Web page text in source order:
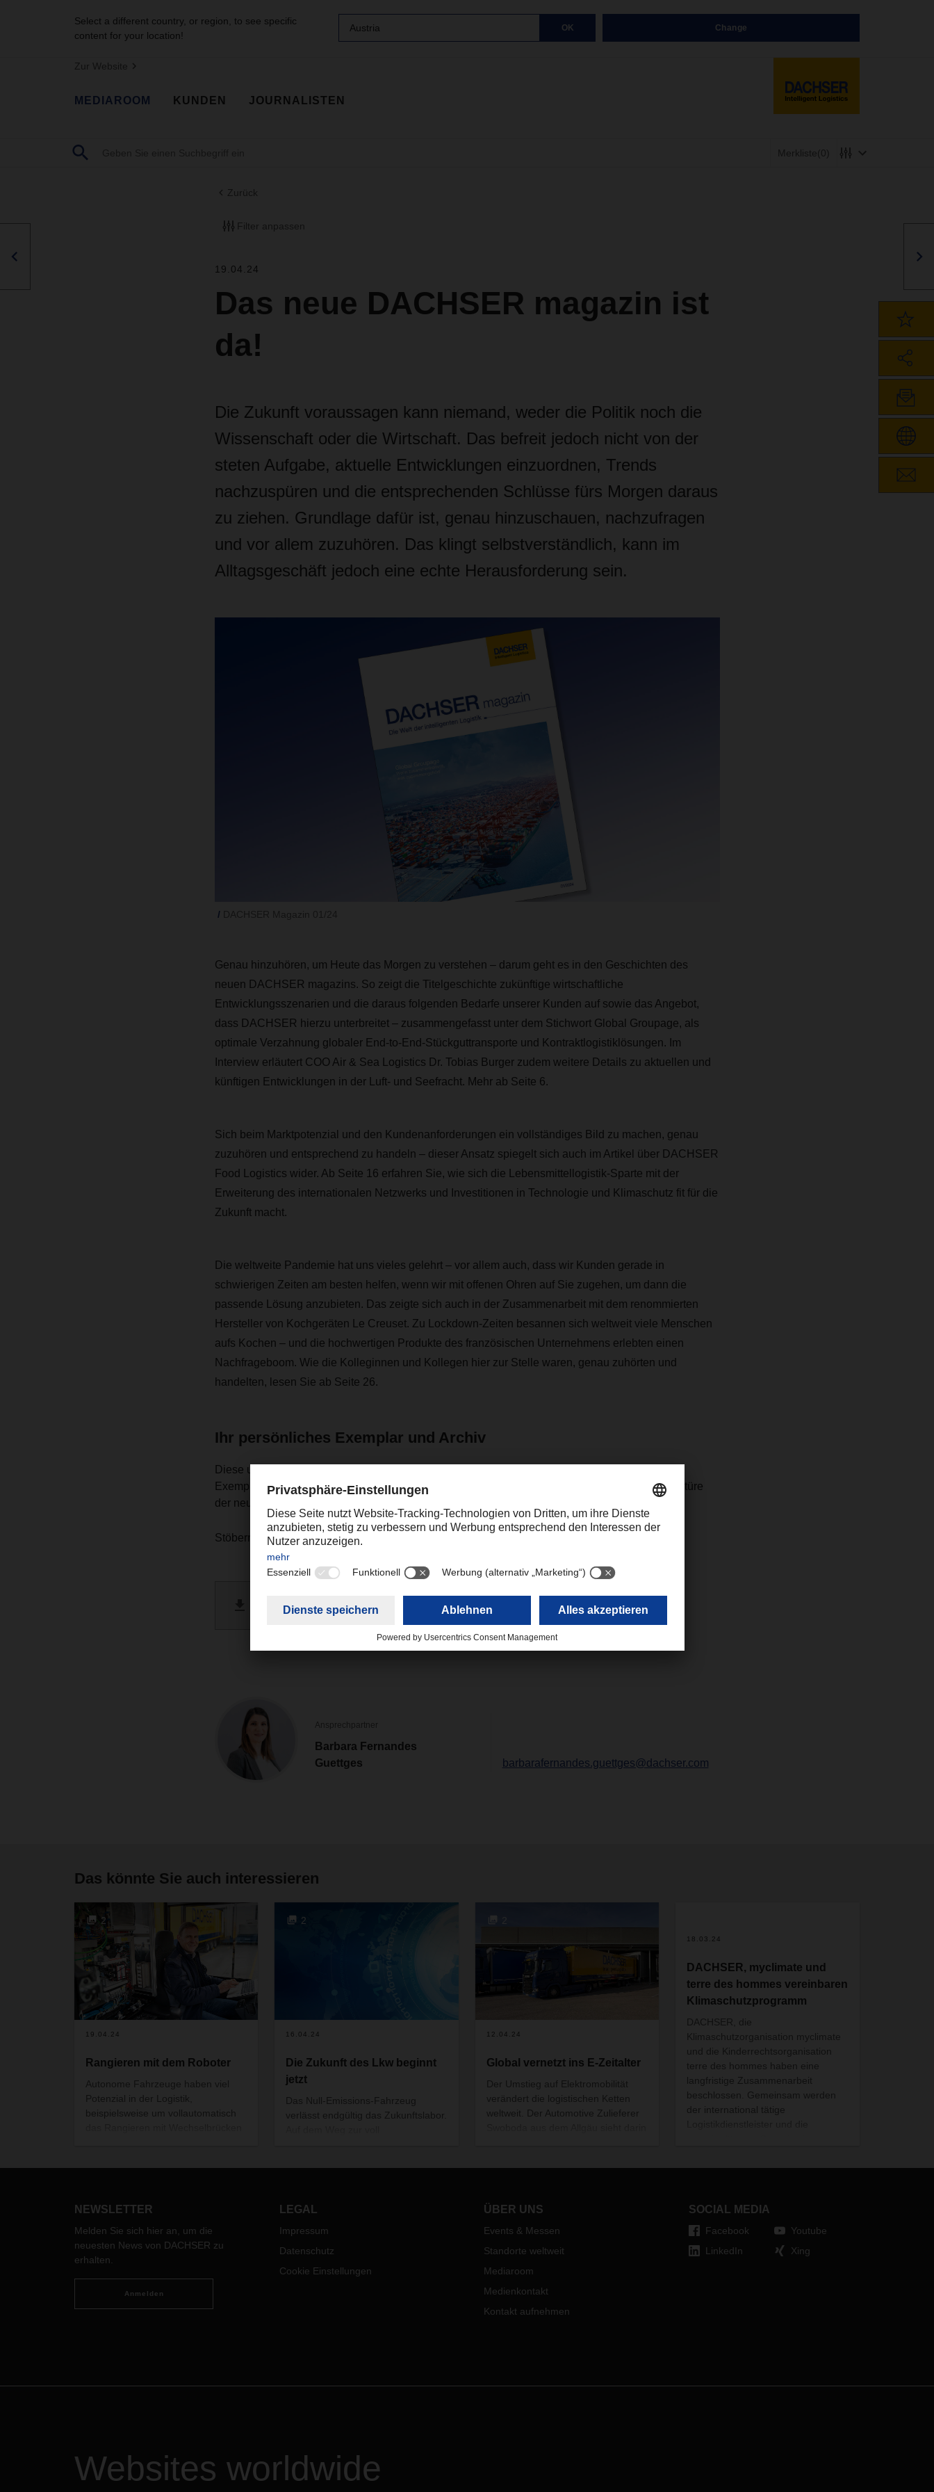
Select a different country, or region, to see specific
content for your location!
Austria OK Change
Zur Website
MEDIAROOM KUNDEN JOURNALISTEN
Merkliste(0)
Zurück
Filter anpassen
19.04.24
Das neue DACHSER magazin ist
da!
Die Zukunft voraussagen kann niemand, weder die Politik noch die
Wissenschaft oder die Wirtschaft. Das befreit jedoch nicht von der
steten Aufgabe, aktuelle Entwicklungen einzuordnen, Trends
nachzuspüren und die entsprechenden Schlüsse fürs Morgen daraus
zu ziehen. Grundlage dafür ist, genau hinzuschauen, nachzufragen
und vor allem zuzuhören. Das klingt selbstverständlich, kann im
Alltagsgeschäft jedoch eine echte Herausforderung sein.
Genau hinzuhören, um Heute das Morgen zu verstehen – darum geht es in den Geschichten des
neuen DACHSER magazins. So zeigt die Titelgeschichte zukünftige wirtschaftliche
Entwicklungsszenarien und die daraus folgenden Bedarfe unserer Kunden auf sowie das Angebot,
dass DACHSER hierzu unterbreitet – zusammengefasst unter dem Stichwort Global Groupage, als
optimale Verzahnung globaler End-to-End-Stückguttransporte und Kontraktlogistiklösungen. Im
Interview erläutert COO Air & Sea Logistics Dr. Tobias Burger zudem weitere Details zu aktuellen und
künftigen Entwicklungen in der Luft- und Seefracht. Mehr ab Seite 6.
Sich beim Marktpotenzial und den Kundenanforderungen ein vollständiges Bild zu machen, genau
zuzuhören und entsprechend zu handeln – dieser Ansatz spiegelt sich auch im Artikel über DACHSER
Food Logistics wider. Ab Seite 16 erfahren Sie, wie sich die Lebensmittellogistik-Sparte mit der
Erweiterung des internationalen Netzwerks und Investitionen in Technologie und Klimaschutz fit für die
Zukunft macht.
Die weltweite Pandemie hat uns vieles gelehrt – vor allem auch, dass wir Kunden gerade in
schwierigen Zeiten am besten helfen, wenn wir mit offenen Ohren auf Sie zugehen, um dann die
passende Lösung anzubieten. Das zeigte sich auch in der Zusammenarbeit mit dem renommierten
Hersteller von Kochgeräten Le Creuset. Zu Lockdown-Zeiten besannen sich weltweit viele Menschen
aufs Kochen – und die hochwertigen Produkte des französischen Unternehmens erlebten einen
Nachfrageboom. Wie die Kolleginnen und Kollegen hier zur Stelle waren, genau zuhörten und
handelten, lesen Sie ab Seite 26.
Ihr persönliches Exemplar und Archiv
Diese und viele weitere Geschichten finden Sie im aktuellen Heft. Sie erhalten Ihr persönliches
Exemplar inIhrer Niederlassungoder hier als PDF. Wir wünschen Ihnen viel Freude bei der Lektüre
der neuen Ausgabe.
Stöbern Sie auch gerne in unseren älteren
PDF (6,01 MB)
Ansprechpartner
Barbara Fernandes
Guettges
barbarafernandes.guettges@dachser.com
Das könnte Sie auch interessieren
2
19.04.24
Rangieren mit dem Roboter
Autonome Fahrzeuge haben viel
Potenzial in der Logistik,
beispielsweise um vollautomatisch
Speditionshof sicher und effizient
im Echtbetrieb geforscht.
2
16.04.24
Die Zukunft des Lkw beginnt
jetzt
Das Null-Emissions-Fahrzeug
verlässt endgültig das Zukunftslabor.
12.04.24
Global vernetzt ins E-Zeitalter
Der Umstieg auf Elektromobilität
verändert die logistischen Ketten
weltweit. Der Automotive Zulieferer
weltweiten Lieferketten dafür neu
18.03.24
DACHSER, myclimate und
terre des hommes vereinbaren
Klimaschutzprogramm
DACHSER, die
Klimaschutzorganisation myclimate
und die Kinderrechtsorganisation
terre des hommes haben eine
langfristige Zusammenarbeit
beschlossen. Gemeinsam werden
der international tätige
ins Leben rufen oder bestehende
im Dezember 2023 unterzeichnet.
NEWSLETTER
Melden Sie sich hier an, um die
neuesten News von DACHSER zu
erhalten.
Anmelden
LEGAL
Impressum
Datenschutz
Cookie Einstellungen
ÜBER UNS
Events & Messen
Standorte weltweit
Mediaroom
Medienkontakt
Kontakt aufnehmen
SOCIAL MEDIA
Facebook
LinkedIn
Youtube
Xing
Websites worldwide